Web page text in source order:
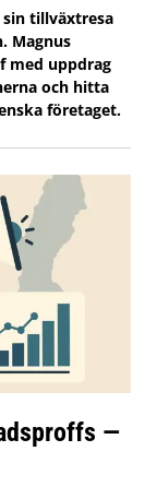
tillväxtresa
Magnus
med uppdrag
och hitta
företaget.
—